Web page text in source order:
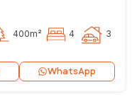
400m² 4 3
WhatsApp